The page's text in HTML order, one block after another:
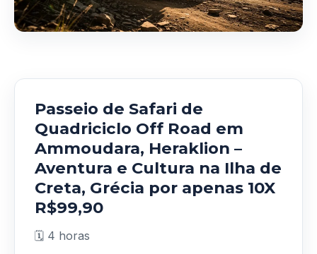
Passeio de Safari de
Quadriciclo Off Road em
Ammoudara, Heraklion –
Aventura e Cultura na Ilha de
Creta, Grécia por apenas 10X
R$99,90
🗓️ 4 horas